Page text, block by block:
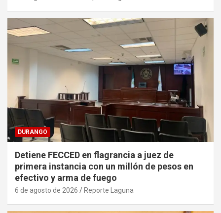
DURANGO
Detiene FECCED en flagrancia a juez de
primera instancia con un millón de pesos en
efectivo y arma de fuego
6 de agosto de 2026 Reporte Laguna